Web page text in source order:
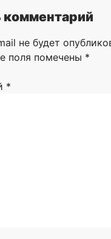
комментарий
не будет
поля помечены *
*